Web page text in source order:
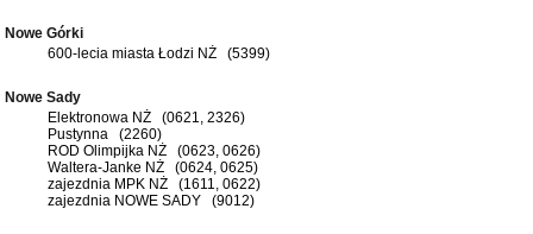
Nowe Górki
600-lecia miasta Łodzi NŻ (5399)
Nowe Sady
Elektronowa NŻ (0621, 2326)
Pustynna (2260)
ROD Olimpijka NŻ (0623, 0626)
Waltera-Janke NŻ (0624, 0625)
zajezdnia MPK NŻ (1611, 0622)
zajezdnia NOWE SADY (9012)